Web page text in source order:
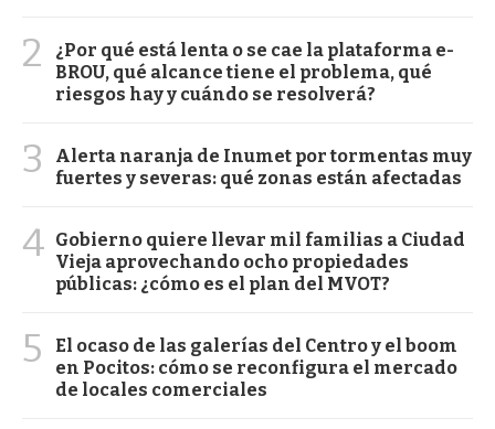
2
¿Por qué está lenta o se cae la plataforma e-
BROU, qué alcance tiene el problema, qué
riesgos hay y cuándo se resolverá?
3
Alerta naranja de Inumet por tormentas muy
fuertes y severas: qué zonas están afectadas
4 Gobierno quiere llevar mil familias a Ciudad
Vieja aprovechando ocho propiedades
públicas: ¿cómo es el plan del MVOT?
5
El ocaso de las galerías del Centro y el boom
en Pocitos: cómo se reconfigura el mercado
de locales comerciales